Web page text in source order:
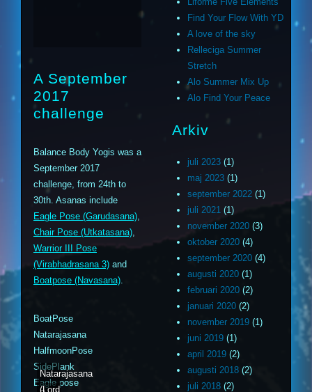
A September
2017
challenge
Balance Body Yogis was a
September 2017
challenge, from 24th to
30th. Asanas include
Eagle Pose (Garudasana)
Chair Pose (Utkatasana)
Warrior III Pose
(Virabhadrasana 3) and
Boatpose (Navasana)
BoatPose
Natarajasana
HalfmoonPose
SidePlank
Eagle pose
Natarajasana
(Lord
Find Your Flow With YD
A love of the sky
Relleciga Summer
Stretch
Alo Summer Mix Up
Alo Find Your Peace
Arkiv
juli 2023 (1)
maj 2023 (1)
september 2022 (1)
juli 2021 (1)
november 2020 (3)
oktober 2020 (4)
september 2020 (4)
augusti 2020 (1)
februari 2020 (2)
januari 2020 (2)
november 2019 (1)
juni 2019 (1)
april 2019 (2)
augusti 2018 (2)
juli 2018 (2)